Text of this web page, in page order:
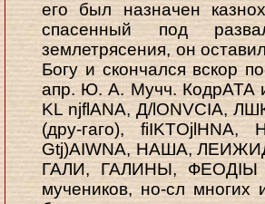
его был назначен
спасенный под
землетрясения, он
Богу и скончался вскор
апр. Ю. А. Мучч. КодрАТА
KL njflANA, Д/lONVCIA,
(дру-гаго),
Gtj)AIWNA, НАША,
ГАЛИ, ГАЛИНЫ, ФЕОДІЫ
мучеников, но-сл многих